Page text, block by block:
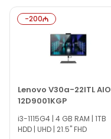
-200
Lenovo V30a-22ITL AIO
12D9001KGP
i3-1115G4 | 4 GB RAM | 1TB
HDD | UHD | 21.5" FHD